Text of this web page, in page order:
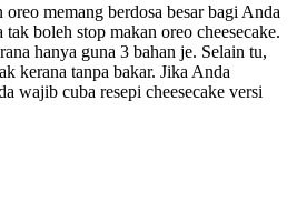
oreo memang berdosa besar bagi Anda
boleh stop makan oreo cheesecake.
hanya guna 3 bahan je. Selain tu,
kerana tanpa bakar. Jika Anda
wajib cuba resepi cheesecake versi